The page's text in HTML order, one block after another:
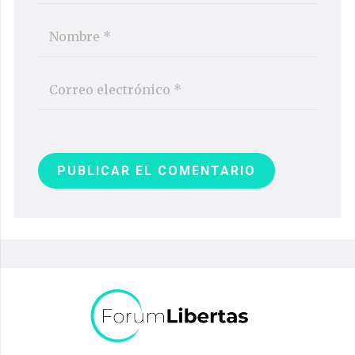
PUBLICAR EL COMENTARIO